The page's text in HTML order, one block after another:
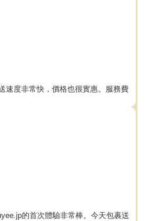
速度非常快，價格也很實惠。服務費
的首次體驗非常棒。今天包裹送